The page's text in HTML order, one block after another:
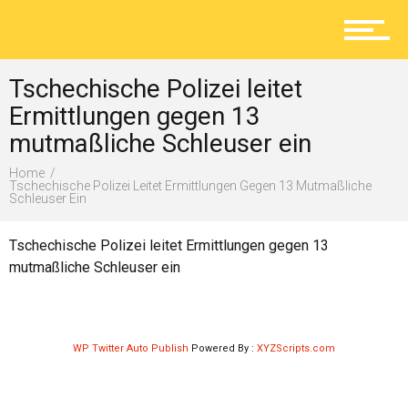
Lokal
Ratgeber
Service
Tschechische Polizei leitet
Ermittlungen gegen 13
mutmaßliche Schleuser ein
Home
Tschechische Polizei Leitet Ermittlungen Gegen 13 Mutmaßliche
Schleuser Ein
Tschechische Polizei leitet Ermittlungen gegen 13
mutmaßliche Schleuser ein
WP Twitter Auto Publish Powered By : XYZScripts.com